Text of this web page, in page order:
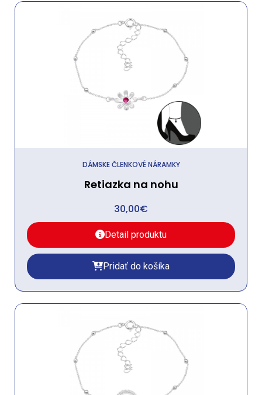
DÁMSKE ČLENKOVÉ NÁRAMKY
Retiazka na nohu
30,00€
Detail produktu
Pridať do košíka